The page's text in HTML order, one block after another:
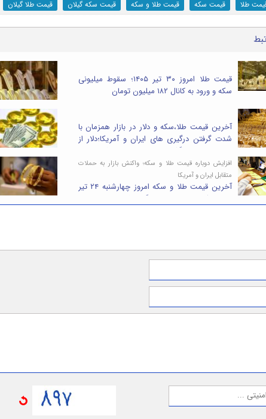
طلا قیمت سکه قیمت طلا و سکه قیمت سکه گیلان قیمت طلا گیلان
قیمت طلا امروز ۳۰ تیر ۱۴۰۵؛ سقوط میلیونی
سکه و ورود به کانال ۱۸۲ میلیون تومان
آخرین قیمت طلا،سکه و دلار در بازار همزمان با
شدت گرفتن درگیری های ایران و آمریکا؛دلار از
افزایش دوباره قیمت طلا و سکه؛ واکنش بازار به حملات
متقابل ایران و آمریکا
آخرین قیمت طلا و سکه امروز چهارشنبه ۲۴ تیر